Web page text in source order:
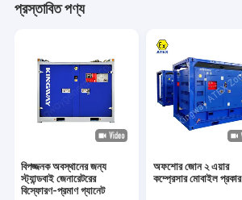
প্রস্তাবিত পণ্য
বিপজ্জনক অবস্থানের জন্য
স্ট্যান্ডবাই জেনারেটরের
বিস্ফোরণ-প্রমাণ গ্যানেট
অফশোর জোন ২ এয়ার
কম্প্রেসার মোবাইল প্রকার